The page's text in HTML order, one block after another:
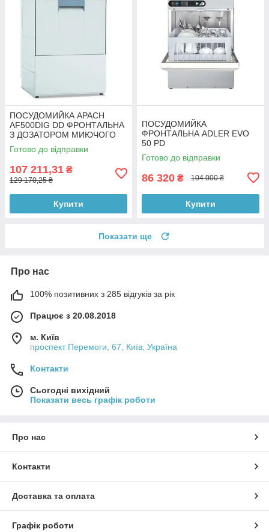
ПОСУДОМИЙКА APACH
AF500DIG DD ФРОНТАЛЬНА
З ДОЗАТОРОМ МИЮЧОГО
ЗАСОБУ ЕЛЕКТРОННА
ПАНЕЛЬ КЕРУВАННЯ
Готово до відправки
107 211,31 ₴
129 170,25 ₴
Купити
ПОСУДОМИЙКА
ФРОНТАЛЬНА ADLER EVO
50 PD
Готово до відправки
86 320 ₴ 104 000 ₴
Купити
Показати ще
Про нас
100% позитивних з 285 відгуків за рік
Працює з 20.08.2018
м. Київ
проспект Перемоги, 67, Київ, Україна
Контакти
Сьогодні вихідний
Показати весь графік роботи
Про нас
Контакти
Доставка та оплата
Графік роботи